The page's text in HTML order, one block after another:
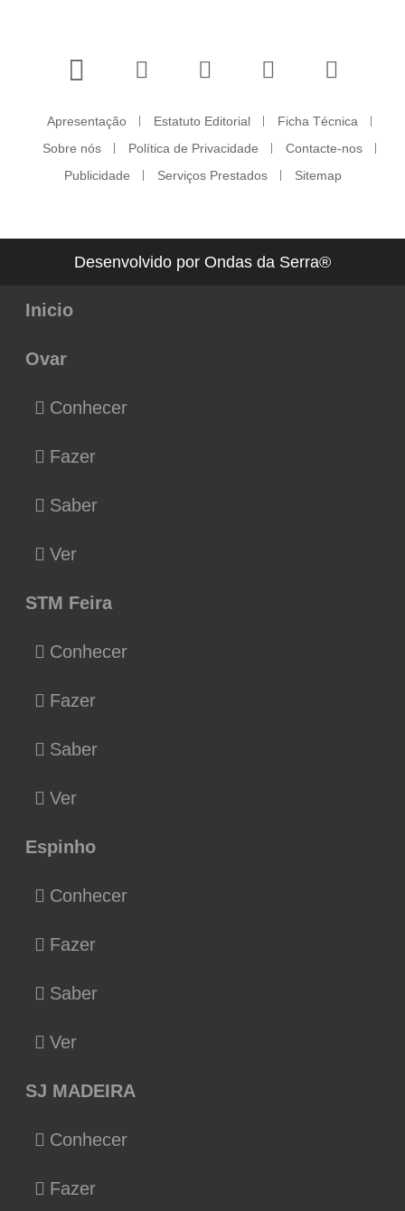
Apresentação Estatuto Editorial
Ficha Técnica
Sobre nós
Política de Privacidade
Contacte-nos
Publicidade
Serviços Prestados Sitemap
Desenvolvido por Ondas da Serra®
Inicio
Ovar
Conhecer
Fazer
Saber
Ver
STM Feira
Conhecer
Fazer
Saber
Ver
Espinho
Conhecer
Fazer
Saber
Ver
SJ MADEIRA
Conhecer
Fazer